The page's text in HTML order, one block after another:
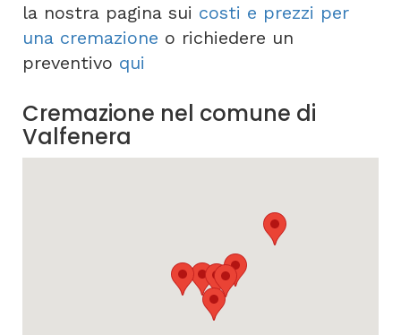
la nostra pagina sui costi e prezzi per
una cremazione o richiedere un
preventivo qui
Cremazione nel comune di
Valfenera